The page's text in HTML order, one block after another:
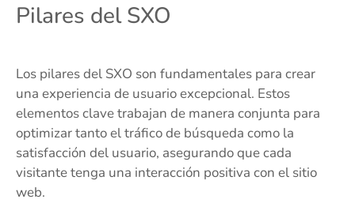
Pilares del SXO
Los pilares del SXO son fundamentales para crear
una experiencia de usuario excepcional. Estos
elementos clave trabajan de manera conjunta para
optimizar tanto el tráfico de búsqueda como la
satisfacción del usuario, asegurando que cada
visitante tenga una interacción positiva con el sitio
web.